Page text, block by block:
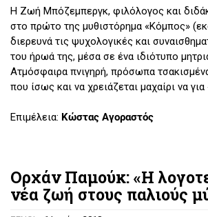
Η Ζωή Μπόζεμπεργκ, φιλόλογος και
στο πρώτο της μυθιστόρημα «Κόμπος»
διερευνά τις ψυχολογικές και
του ήρωά της, μέσα σε ένα ιδιότυπο
Ατμόσφαιρα πνιγηρή, πρόσωπα
που ίσως και να χρειάζεται μαχαίρι να για
Επιμέλεια: Κώστας Αγοραστός
Ορχάν Παμούκ: «Η
νέα ζωή στους παλιούς